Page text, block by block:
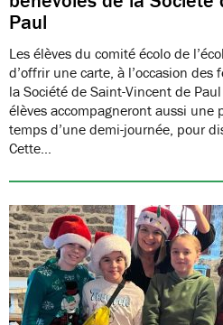
Paul
Les élèves du comité écolo de
d’offrir une carte, à l’occasion
la Société de Saint-Vincent de
élèves accompagneront aussi une
temps d’une demi-journée, pour
Cette…